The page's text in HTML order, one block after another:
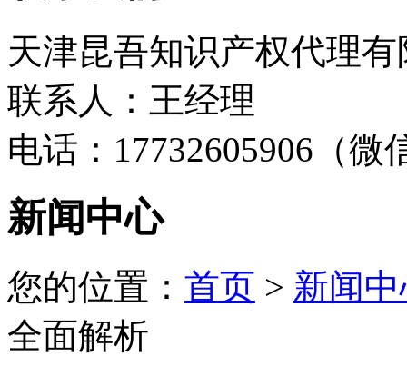
天津昆吾知识产权代理
联系人：王经理
电话：17732605906（微
新闻中心
您的位置： 首页 > 新闻
全面解析